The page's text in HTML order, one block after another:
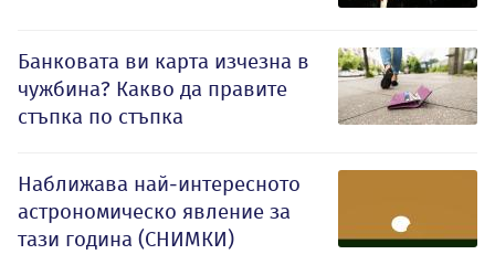
Банковата ви карта изчезна в
чужбина? Какво да правите
стъпка по стъпка
Наближава най-интересното
астрономическо явление за
тази година (СНИМКИ)